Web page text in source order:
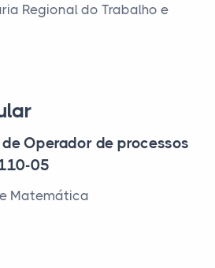
Regional do Trabalho e
Operador de processos
05
Matemática